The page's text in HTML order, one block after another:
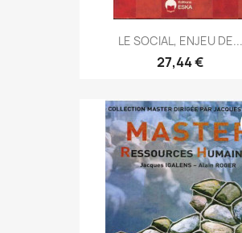
LE SOCIAL, ENJEU DE...
27,44 €